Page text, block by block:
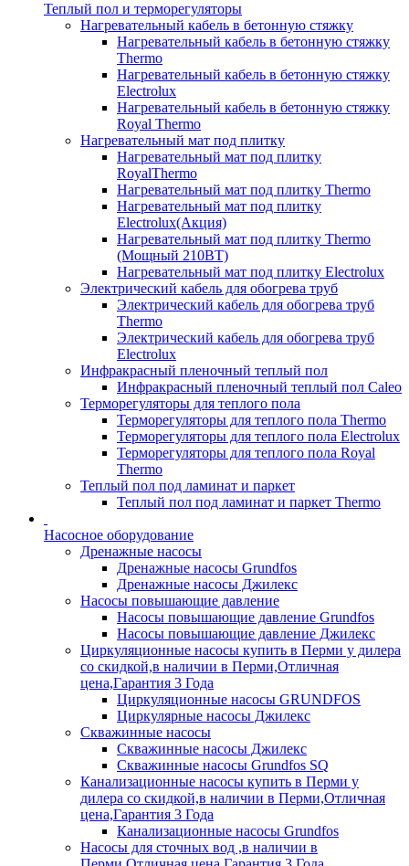
Теплый пол и терморегуляторы
Нагревательный кабель в бетонную стяжку
Нагревательный кабель в бетонную стяжку
Thermo
Нагревательный кабель в бетонную стяжку
Electrolux
Нагревательный кабель в бетонную стяжку
Royal Thermo
Нагревательный мат под плитку
Нагревательный мат под плитку
RoyalThermo
Нагревательный мат под плитку Thermo
Нагревательный мат под плитку
Electrolux(Акция)
Нагревательный мат под плитку Thermo
(Мощный 210ВТ)
Нагревательный мат под плитку Electrolux
Электрический кабель для обогрева труб
Электрический кабель для обогрева труб
Thermo
Электрический кабель для обогрева труб
Electrolux
Инфракрасный пленочный теплый пол
Инфракрасный пленочный теплый пол Caleo
Терморегуляторы для теплого пола
Терморегуляторы для теплого пола Thermo
Терморегуляторы для теплого пола Electrolux
Терморегуляторы для теплого пола Royal
Thermo
Теплый пол под ламинат и паркет
Теплый пол под ламинат и паркет Thermo
Насосное оборудование
Дренажные насосы
Дренажные насосы Grundfos
Дренажные насосы Джилекс
Насосы повышающие давление
Насосы повышающие давление Grundfos
Насосы повышающие давление Джилекс
Циркуляционные насосы купить в Перми у дилера
со скидкой,в наличии в Перми,Отличная
цена,Гарантия 3 Года
Циркуляционные насосы GRUNDFOS
Циркулярные насосы Джилекс
Скважинные насосы
Скважинные насосы Джилекс
Скважинные насосы Grundfos SQ
Канализационные насосы купить в Перми у
дилера со скидкой,в наличии в Перми,Отличная
цена,Гарантия 3 Года
Канализационные насосы Grundfos
Насосы для сточных вод ,в наличии в